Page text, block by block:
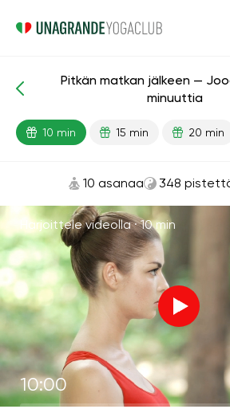
Matka
Pitkän matkan jälkeen —
minuuttia
10 min 15 min 20 min
10 asanaa 348
Harjoittele videolla ·10 min
10:00